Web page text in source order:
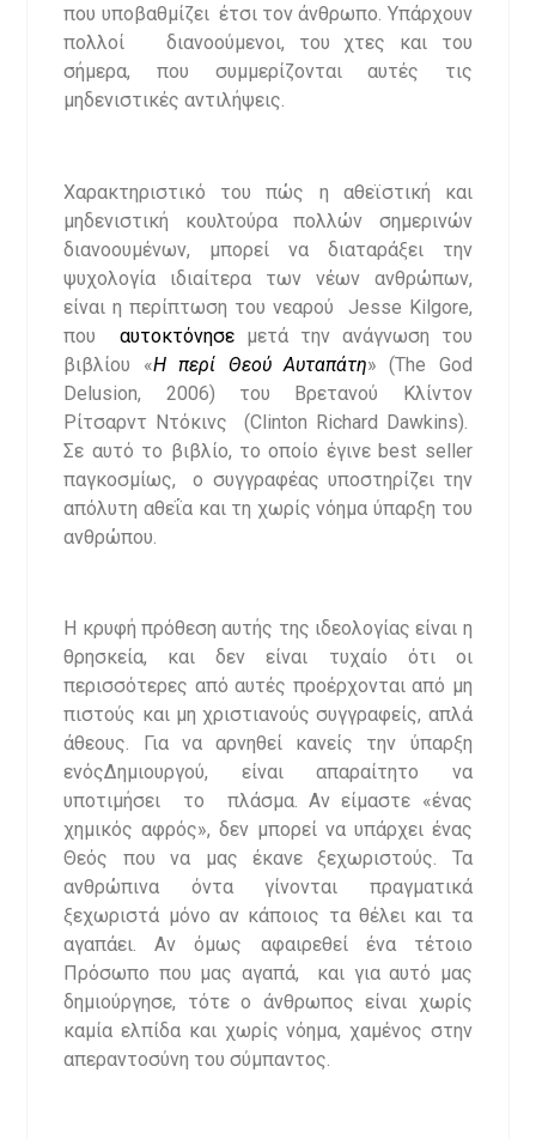
που υποβαθμίζει έτσι τον άνθρωπο. Υπάρχουν
πολλοί διανοούμενοι, του χτες και του
σήμερα, που συμμερίζονται αυτές τις
μηδενιστικές αντιλήψεις.
Χαρακτηριστικό του πώς η αθεϊστική και
μηδενιστική κουλτούρα πολλών σημερινών
διανοουμένων, μπορεί να διαταράξει την
ψυχολογία ιδιαίτερα των νέων ανθρώπων,
είναι η περίπτωση του νεαρού Jesse Kilgore,
πουαυτοκτόνησε μετά την ανάγνωση του
βιβλίου «Η περί Θεού Αυταπάτη» (The God
Delusion, 2006) του Βρετανού Κλίντον
Ρίτσαρντ Ντόκινς (Clinton Richard Dawkins).
Σε αυτό το βιβλίο, το οποίο έγινε best seller
παγκοσμίως, ο συγγραφέας υποστηρίζει την
απόλυτη αθεΐα και τη χωρίς νόημα ύπαρξη του
ανθρώπου.
Η κρυφή πρόθεση αυτής της ιδεολογίας είναι η
θρησκεία, και δεν είναι τυχαίο ότι οι
περισσότερες από αυτές προέρχονται από μη
πιστούς και μη χριστιανούς συγγραφείς, απλά
άθεους. Για να αρνηθεί κανείς την ύπαρξη
ενόςΔημιουργού, είναι απαραίτητο να
υποτιμήσει το πλάσμα. Αν είμαστε «ένας
χημικός αφρός», δεν μπορεί να υπάρχει ένας
Θεός που να μας έκανε ξεχωριστούς. Τα
ανθρώπινα όντα γίνονται πραγματικά
ξεχωριστά μόνο αν κάποιος τα θέλει και τα
αγαπάει. Αν όμως αφαιρεθεί ένα τέτοιο
Πρόσωπο που μας αγαπά, και για αυτό μας
δημιούργησε, τότε ο άνθρωπος είναι χωρίς
καμία ελπίδα και χωρίς νόημα, χαμένος στην
απεραντοσύνη του σύμπαντος.